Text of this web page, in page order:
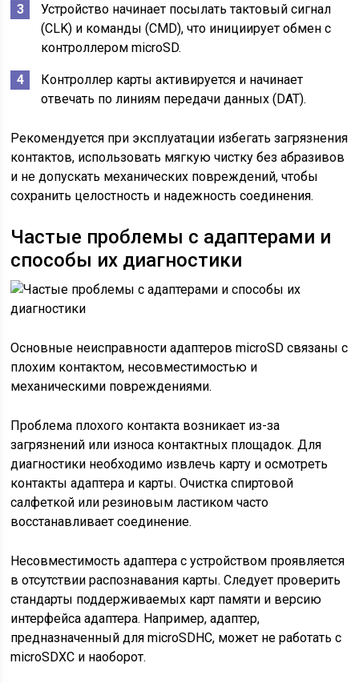
Устройство начинает посылать тактовый сигнал
(CLK) и команды (CMD), что инициирует обмен с
контроллером microSD.
Контроллер карты активируется и начинает
отвечать по линиям передачи данных (DAT).
Рекомендуется при эксплуатации избегать загрязнения
контактов, использовать мягкую чистку без абразивов
и не допускать механических повреждений, чтобы
сохранить целостность и надежность соединения.
Частые проблемы с адаптерами и
способы их диагностики
Основные неисправности адаптеров microSD связаны с
плохим контактом, несовместимостью и
механическими повреждениями.
Проблема плохого контакта возникает из-за
загрязнений или износа контактных площадок. Для
диагностики необходимо извлечь карту и осмотреть
контакты адаптера и карты. Очистка спиртовой
салфеткой или резиновым ластиком часто
восстанавливает соединение.
Несовместимость адаптера с устройством проявляется
в отсутствии распознавания карты. Следует проверить
стандарты поддерживаемых карт памяти и версию
интерфейса адаптера. Например, адаптер,
предназначенный для microSDHC, может не работать с
microSDXC и наоборот.